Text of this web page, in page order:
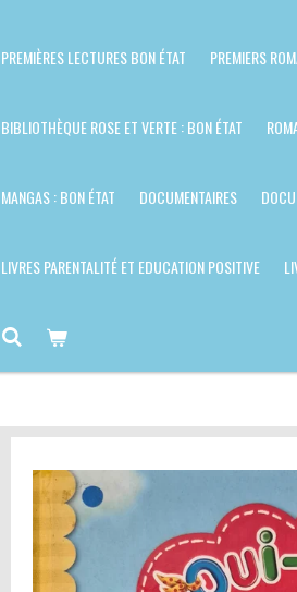
PREMIÈRES LECTURES BON ÉTAT PREMIERS
BIBLIOTHÈQUE ROSE ET VERTE : BON ÉTAT
MANGAS : BON ÉTAT DOCUMENTAIRES
LIVRES PARENTALITÉ ET EDUCATION POSITIVE